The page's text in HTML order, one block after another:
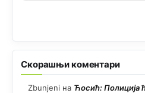
Скорашњи коментари
Zbunjeni на Ћосић: Полиција